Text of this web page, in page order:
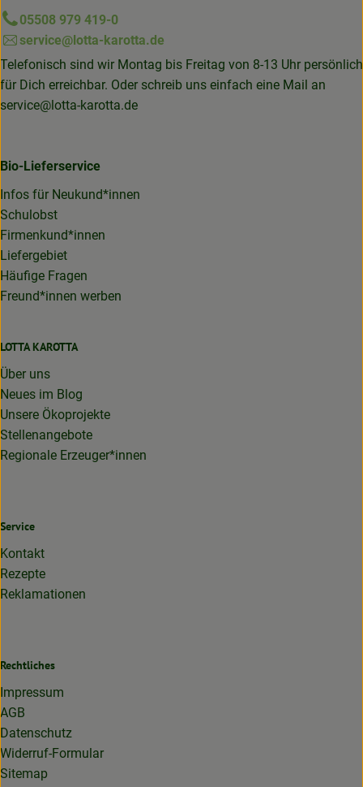
05508 979 419-0
service@lotta-karotta.de
Telefonisch sind wir Montag bis Freitag von 8-13 Uhr persönlich
für Dich erreichbar. Oder schreib uns einfach eine Mail an
service@lotta-karotta.de
Bio-Lieferservice
Infos für Neukund*innen
Schulobst
Firmenkund*innen
Liefergebiet
Häufige Fragen
Freund*innen werben
LOTTA KAROTTA
Über uns
Neues im Blog
Unsere Ökoprojekte
Stellenangebote
Regionale Erzeuger*innen
Service
Kontakt
Rezepte
Reklamationen
Rechtliches
Impressum
AGB
Datenschutz
Widerruf-Formular
Sitemap